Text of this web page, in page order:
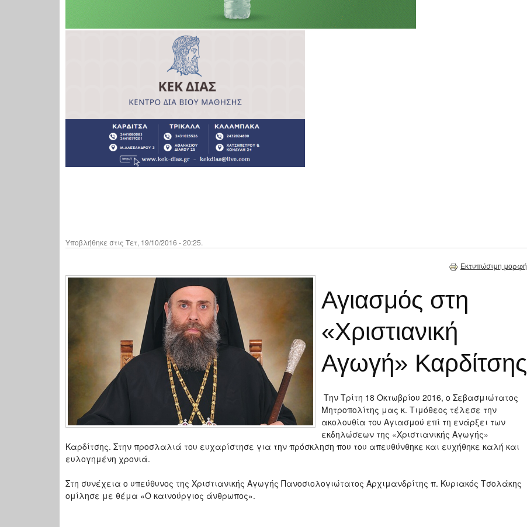
Υποβλήθηκε στις Τετ, 19/10/2016 - 20:25.
Εκτυπώσιμη μορφή
Αγιασμός στη
«Χριστιανική
Αγωγή» Καρδίτσης
Την Τρίτη 18 Οκτωβρίου 2016, ο Σεβασμιώτατος
Μητροπολίτης μας κ. Τιμόθεος τέλεσε την
ακολουθία του Αγιασμού επί τη ενάρξει των
εκδηλώσεων της «Χριστιανικής Αγωγής»
Καρδίτσης. Στην προσλαλιά του ευχαρίστησε για την πρόσκληση που του απευθύνθηκε και ευχήθηκε καλή και
ευλογημένη χρονιά.
Στη συνέχεια ο υπεύθυνος της Χριστιανικής Αγωγής Πανοσιολογιώτατος Αρχιμανδρίτης π. Κυριακός Τσολάκης
ομίλησε με θέμα «Ο καινούργιος άνθρωπος».